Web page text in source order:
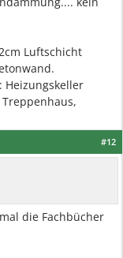
Luftschicht
Heizungskeller
#12
die Fachbücher